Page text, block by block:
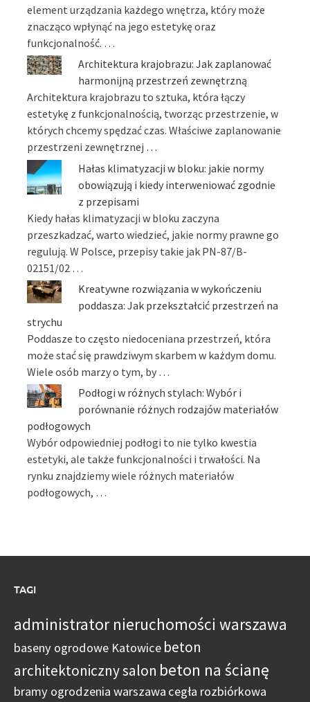
element urządzania każdego wnętrza, który może
znacząco wpłynąć na jego estetykę oraz
funkcjonalność. …
Architektura krajobrazu: Jak zaplanować
harmonijną przestrzeń zewnętrzną
Architektura krajobrazu to sztuka, która łączy
estetykę z funkcjonalnością, tworząc przestrzenie, w
których chcemy spędzać czas. Właściwe zaplanowanie
przestrzeni zewnętrznej …
Hałas klimatyzacji w bloku: jakie normy
obowiązują i kiedy interweniować zgodnie
z przepisami
Kiedy hałas klimatyzacji w bloku zaczyna
przeszkadzać, warto wiedzieć, jakie normy prawne go
regulują. W Polsce, przepisy takie jak PN-87/B-
02151/02 …
Kreatywne rozwiązania w wykończeniu
poddasza: Jak przekształcić przestrzeń na
strychu
Poddasze to często niedoceniana przestrzeń, która
może stać się prawdziwym skarbem w każdym domu.
Wiele osób marzy o tym, by …
Podłogi w różnych stylach: Wybór i
porównanie różnych rodzajów materiałów
podłogowych
Wybór odpowiedniej podłogi to nie tylko kwestia
estetyki, ale także funkcjonalności i trwałości. Na
rynku znajdziemy wiele różnych materiałów
podłogowych, …
TAGI
administrator nieruchomości warszawa
baseny ogrodowe Katowice beton
architektoniczny salon beton na ścianę
bramy ogrodzenia warszawa cegła rozbiórkowa